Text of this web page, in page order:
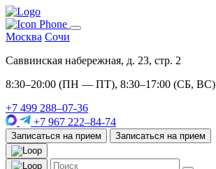
Москва Сочи
Саввинская набережная, д. 23, стр. 2
8:30–20:00 (ПН — ПТ), 8:30–17:00 (СБ, ВС)
+7 499 288–07-36
+7 967 222–84-74
Записаться на прием Записаться на прием